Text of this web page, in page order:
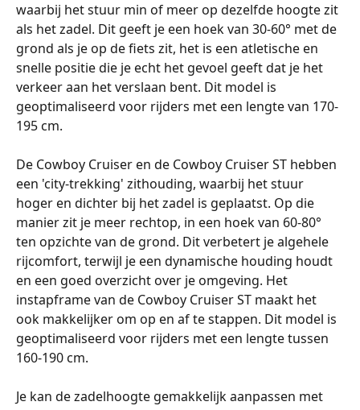
waarbij het stuur min of meer op dezelfde hoogte zit
als het zadel. Dit geeft je een hoek van 30-60° met de
grond als je op de fiets zit, het is een atletische en
snelle positie die je echt het gevoel geeft dat je het
verkeer aan het verslaan bent. Dit model is
geoptimaliseerd voor rijders met een lengte van 170-
195 cm.
﻿De Cowboy Cruiser en de Cowboy Cruiser ST hebben
een 'city-trekking' zithouding, waarbij het stuur
hoger en dichter bij het zadel is geplaatst. Op die
manier zit je meer rechtop, in een hoek van 60-80°
ten opzichte van de grond. Dit verbetert je algehele
rijcomfort, terwijl je een dynamische houding houdt
en een goed overzicht over je omgeving. Het
instapframe van de Cowboy Cruiser ST maakt het
ook makkelijker om op en af te stappen. Dit model is
geoptimaliseerd voor rijders met een lengte tussen
160-190 cm.
Je kan de zadelhoogte gemakkelijk aanpassen met